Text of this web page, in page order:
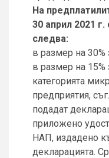
На
30 април 2021
следва:
в размер на 30%
в размер на
категорията
предприятия,
подадат
приложено
НАП, издадено
декларацията.